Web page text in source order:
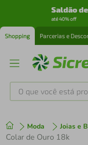
Saldão
até 40% off
Shopping Parcerias e
O que você está
Moda Joias e
Colar de Ouro 18k
1º tenis